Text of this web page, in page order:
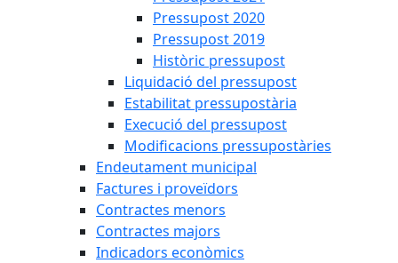
Pressupost 2020
Pressupost 2019
Històric pressupost
Liquidació del pressupost
Estabilitat pressupostària
Execució del pressupost
Modificacions pressupostàries
Endeutament municipal
Factures i proveïdors
Contractes menors
Contractes majors
Indicadors econòmics